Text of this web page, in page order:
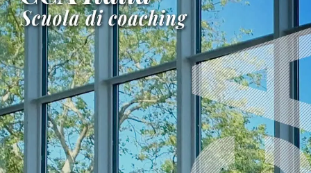
Coaching
per
Professionisti
Parent
e
Teen
Coaching
per
Professionisti
Docenti